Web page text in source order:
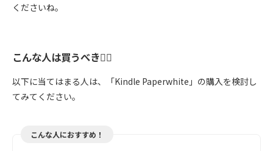
くださいね。
こんな人は買うべき🙆‍♀️
以下に当てはまる人は、「Kindle Paperwhite」の購入を検討し
てみてください。
こんな人におすすめ！